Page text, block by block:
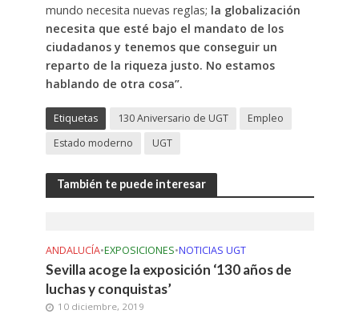
mundo necesita nuevas reglas; la globalización
necesita que esté bajo el mandato de los
ciudadanos y tenemos que conseguir un
reparto de la riqueza justo. No estamos
hablando de otra cosa”.
Etiquetas 130 Aniversario de UGT
Empleo
Estado moderno
UGT
También te puede interesar
ANDALUCÍA•EXPOSICIONES•NOTICIAS UGT
Sevilla acoge la exposición ‘130 años de
luchas y conquistas’
10 diciembre, 2019